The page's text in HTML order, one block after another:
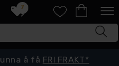
7
å få FRI FRAKT*